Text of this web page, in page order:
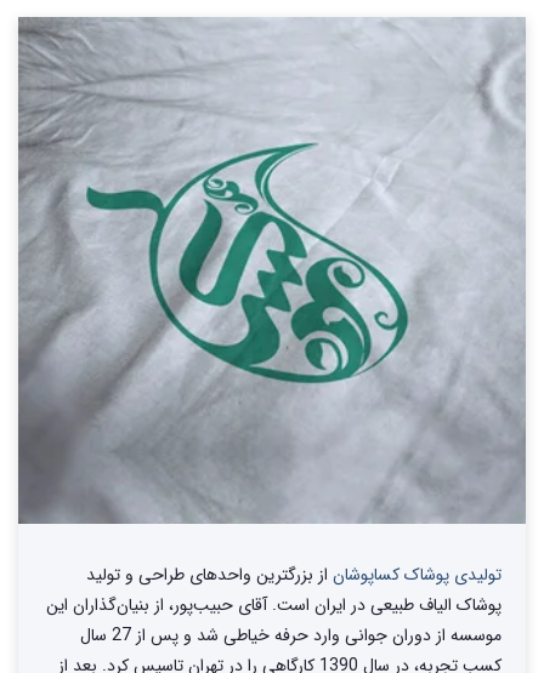
تولیدی پوشاک کساپوشان از بزرگترین واحد‌های طراحی و تولید‌
پوشاک الیاف طبیعی در ایران است. آقای حبیب‌پور، از بنیان‌گذاران این
موسسه از دوران جوانی وارد حرفه خیاطی شد و پس از 27 سال
کسب تجربه، در سال 1390 کارگاهی را در تهران تاسیس کرد. بعد از